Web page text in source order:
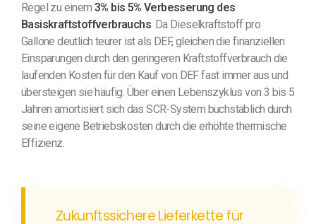
Regel zu einem3% bis 5% Verbesserung des
Basiskraftstoffverbrauchs. Da Dieselkraftstoff pro
Gallone deutlich teurer ist als DEF, gleichen die finanziellen
Einsparungen durch den geringeren Kraftstoffverbrauch die
laufenden Kosten für den Kauf von DEF fast immer aus und
übersteigen sie häufig. Über einen Lebenszyklus von 3 bis 5
Jahren amortisiert sich das SCR-System buchstäblich durch
seine eigene Betriebskosten durch die erhöhte thermische
Effizienz.
Zukunftssichere Lieferkette für